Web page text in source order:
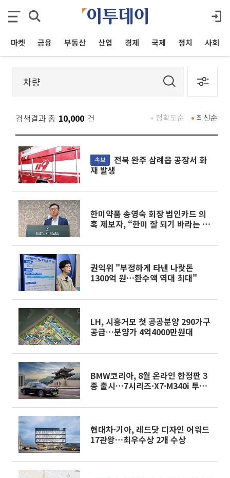
마켓 금융 부동산 산업 경제 국제 정치 사회
검색결과 총 10,000 건 최신순
정확도순
속보
재 발생
한미약품 송영숙 회장 법인카드 의
혹 제보자, “한미 잘 되기 바라는 마
권익위 "부정하게 타낸 나랏돈
1300억 원…환수액 역대 최대"
LH, 시흥거모 첫 공공분양 290가구
공급…분양가 4억4000만원대
BMW코리아, 8월 온라인 한정판 3
종 출시…7시리즈·X7·M340i 투어
현대차·기아, 레드닷 디자인 어워드
17관왕…최우수상 2개 수상